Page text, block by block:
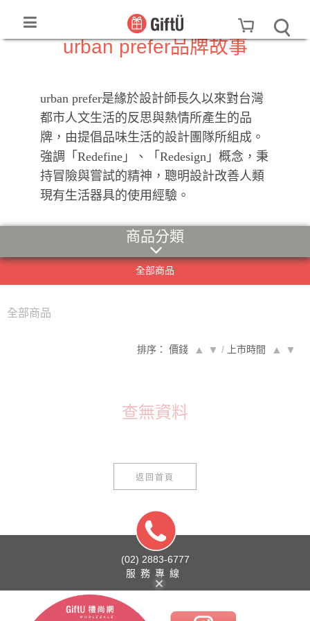
urban prefer品牌故事
urban prefer是緣於設計師長久以來對台灣
都市人文生活的反思與熱情所產生的品
牌，由提倡品味生活的設計團隊所組成。
強調「Redefine」、「Redesign」概念，秉
持冒險與嘗試的精神，聰明設計改善人類
現有生活器具的使用經驗。
商品分類
全部商品
全部商品
排序： 價錢 ▲ ▼ / 上市時間 ▲ ▼
查無資料
返回首頁
(02) 2883-6777
服務專線